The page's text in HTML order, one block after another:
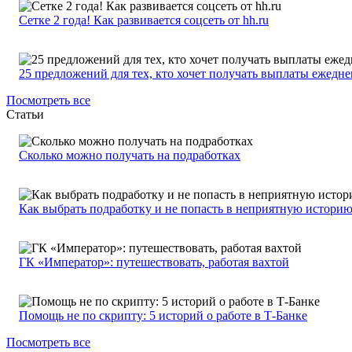
Сетке 2 года! Как развивается соцсеть от hh.ru
25 предложений для тех, кто хочет получать выплаты
Посмотреть все
Статьи
Сколько можно получать на подработках
Как выбрать подработку и не попасть в неприятную историю
ГК «Император»: путешествовать, работая вахтой
Помощь не по скрипту: 5 историй о работе в Т-Банке
Посмотреть все